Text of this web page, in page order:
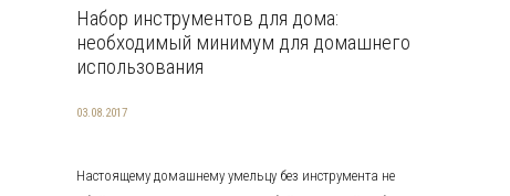
Набор инструментов для дома:
необходимый минимум для домашнего
использования
03.08.2017
Настоящему домашнему умельцу без инструмента не